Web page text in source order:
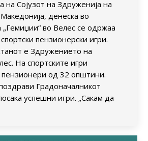
на Сојузот на Здруженија на
денеска во
„Гемиџии“ во Велес се одржаа
пензионерски игри.
е Здружението на
На спортските игри
пензионери од 32 општини.
Градоначалникот
успешни игри. „Сакам да